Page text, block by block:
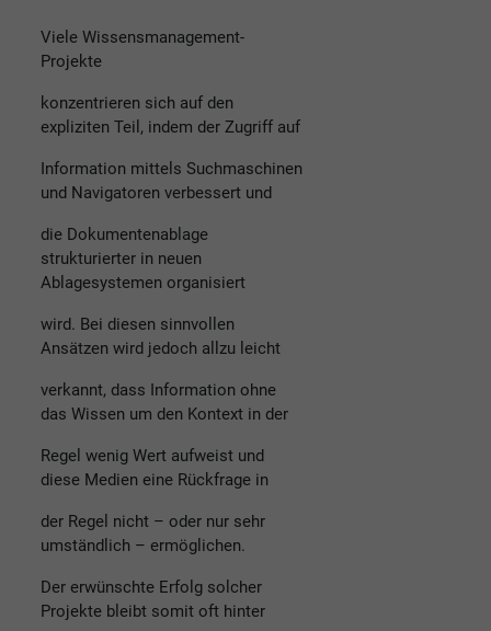
Viele Wissensmanagement-
Projekte
konzentrieren sich auf den
expliziten Teil, indem der Zugriff auf
Information mittels Suchmaschinen
und Navigatoren verbessert und
die Dokumentenablage
strukturierter in neuen
Ablagesystemen organisiert
wird. Bei diesen sinnvollen
Ansätzen wird jedoch allzu leicht
verkannt, dass Information ohne
das Wissen um den Kontext in der
Regel wenig Wert aufweist und
diese Medien eine Rückfrage in
der Regel nicht – oder nur sehr
umständlich – ermöglichen.
Der erwünschte Erfolg solcher
Projekte bleibt somit oft hinter